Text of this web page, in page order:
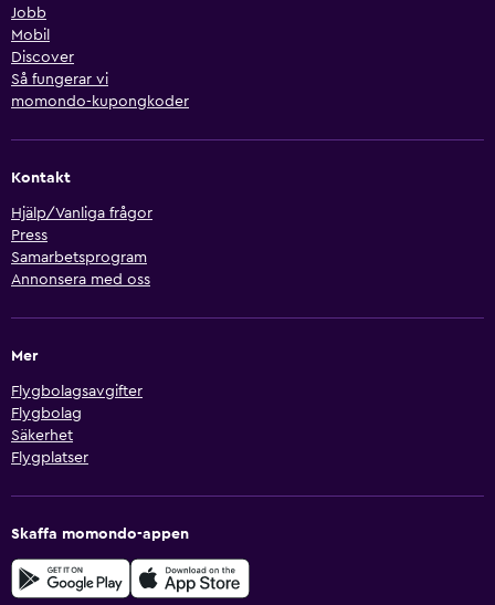
Jobb
Mobil
Discover
Så fungerar vi
momondo-kupongkoder
Kontakt
Hjälp/Vanliga frågor
Press
Samarbetsprogram
Annonsera med oss
Mer
Flygbolagsavgifter
Flygbolag
Säkerhet
Flygplatser
Skaffa momondo-appen